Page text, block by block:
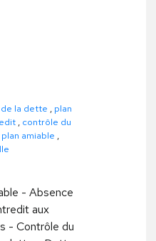
la dette , plan
, contrôle du
plan amiable ,
- Absence
aux
- Contrôle du